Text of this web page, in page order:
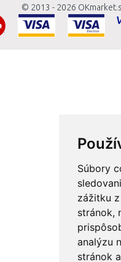
Súbory
zážitku
stránok,
analýzu
stránok
© 2013 - 2026